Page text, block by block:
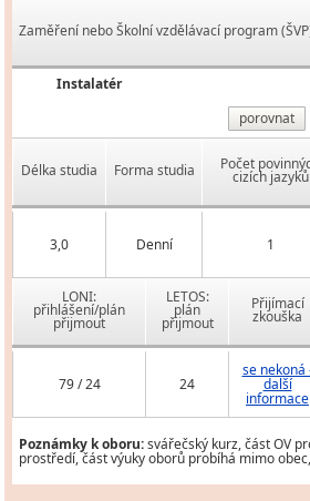
Zaměření nebo Školní vzdělávací program
Instalatér
porovnat
Délka studia Forma studia Počet
cizích jazyků
3,0 Denní 1
LONI:
přihlášení/plán
přijmout
LETOS:
plán
přijmout
Přijímací
zkouška
79 / 24 24
se nekoná
další
informace
Poznámky k oboru:svářečský kurz, část OV
prostředí, část výuky oborů probíhá mimo